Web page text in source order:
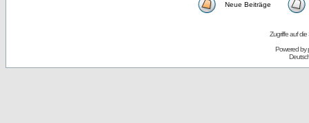
Neue Beiträge
Zugriffe auf
Powered by